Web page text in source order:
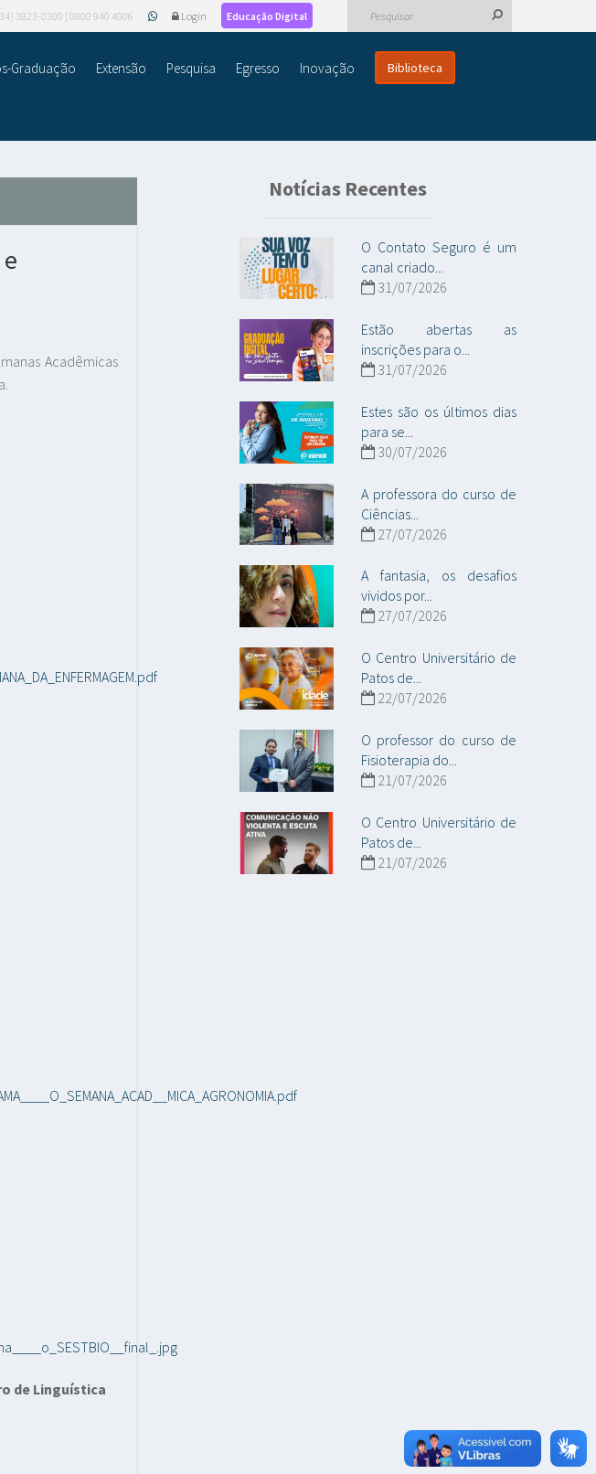
3823-0300 | 0800 940 4006 Login Educação Digital
Graduação Extensão Pesquisa Egresso Inovação Biblioteca
Acadêmicas
de Linguística
Notícias Recentes
O Contato Seguro é um
canal criado...
31/07/2026
Estão abertas as
inscrições para o...
31/07/2026
Estes são os últimos dias
para se...
30/07/2026
A professora do curso de
Ciências...
27/07/2026
A fantasia, os desafios
vividos por...
27/07/2026
O Centro Universitário de
Patos de...
22/07/2026
O professor do curso de
Fisioterapia do...
21/07/2026
O Centro Universitário de
Patos de...
21/07/2026